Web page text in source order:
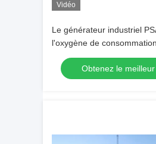
Vidéo
Le générateur industriel
l'oxygène de
puissance faible a
automatisé l'opération
Obtenez le